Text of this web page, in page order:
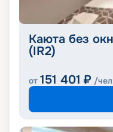
Каюта без
(IR2)
от 151 401 ₽ /чел